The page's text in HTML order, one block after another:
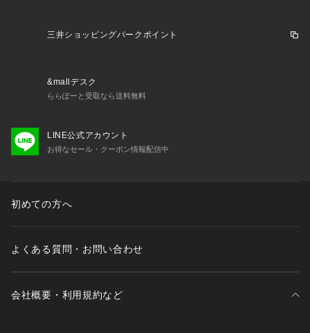
直射日光の光と熱を跳ね返すことで、木陰のように頭とお肌を
守る帽子ブランド。
ERY、#カジュアル
※画像の商品はサンプルです。
※商品画像は、光の当たり具合やパソコンなどの閲覧環境によ
三井ショッピングパークポイント
&mallデスク
ららぽーと受取なら送料無料
LINE公式アカウント
お得なセール・クーポン情報配信中
初めての方へ
よくある質問・お問い合わせ
会社概要・利用規約など